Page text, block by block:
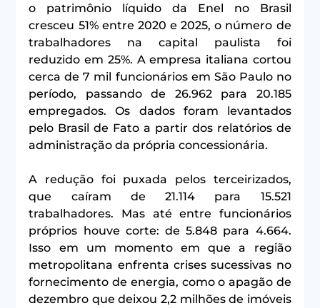
o patrimônio líquido da Enel no Brasil
cresceu 51% entre 2020 e 2025, o número de
trabalhadores na capital paulista foi
reduzido em 25%. A empresa italiana cortou
cerca de 7 mil funcionários em São Paulo no
período, passando de 26.962 para 20.185
empregados. Os dados foram levantados
pelo Brasil de Fato a partir dos relatórios de
administração da própria concessionária.
A redução foi puxada pelos terceirizados,
que caíram de 21.114 para 15.521
trabalhadores. Mas até entre funcionários
próprios houve corte: de 5.848 para 4.664.
Isso em um momento em que a região
metropolitana enfrenta crises sucessivas no
fornecimento de energia, como o apagão de
dezembro que deixou 2,2 milhões de imóveis